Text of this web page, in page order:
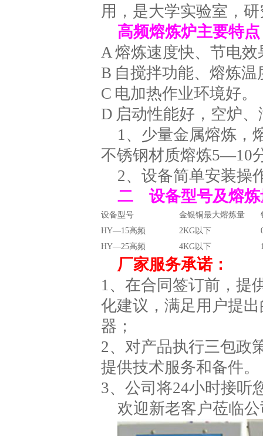
用，是大学实验室，
高频熔炼炉主要特点
A 熔炼速度快、节电
B 自搅拌功能、熔炼
C 电加热作业环境好。
D 启动性能好，空炉
1、少量金属熔炼，
不锈钢材质熔炼5—10
2、设备简单安装操
二 设备型号及熔炼
设备型号 金银铜最大熔炼量
HY—15高频
2KG以下
HY—25高频
4KG以下
厂家服务承诺：
1、在合同签订前，提
化建议，满足用户提
器；
2、对产品执行三包政
提供技术服务和备件。
3、公司将24小时接听
欢迎新老客户莅临